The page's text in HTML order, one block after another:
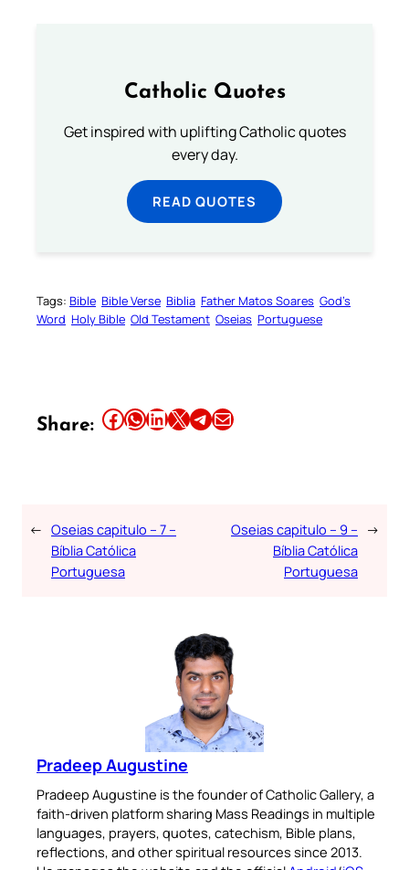
Catholic Quotes
Get inspired with uplifting Catholic quotes
every day.
READ QUOTES
Tags: Bible Bible Verse Biblia Father Matos Soares God’s
Word Holy Bible Old Testament Oseias Portuguese
Share: Share this article on Facebook Share this article on WhatsApp Share this article on LinkedIn Share this article on X Share this article on TelegramEmail this Article
← Oseias capitulo – 7 –
Bíblia Católica
Portuguesa
Oseias capitulo – 9 –
Bíblia Católica
Portuguesa
→
Pradeep Augustine
Pradeep Augustine is the founder of Catholic Gallery, a
faith-driven platform sharing Mass Readings in multiple
languages, prayers, quotes, catechism, Bible plans,
reflections, and other spiritual resources since 2013.